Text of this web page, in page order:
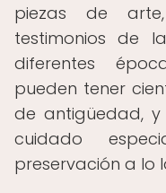
piezas de
testimonios de
diferentes
pueden tener
de antigüedad,
cuidado
preservación a lo